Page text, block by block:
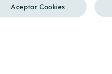
Aceptar Cookies